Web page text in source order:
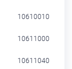
10610010
10611000
10611040